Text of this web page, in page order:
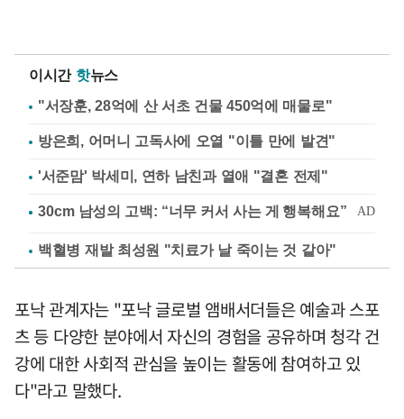
이시간 핫뉴스
"서장훈, 28억에 산 서초 건물 450억에 매물로"
방은희, 어머니 고독사에 오열 "이틀 만에 발견"
'서준맘' 박세미, 연하 남친과 열애 "결혼 전제"
백혈병 재발 최성원 "치료가 날 죽이는 것 같아"
포낙 관계자는 "포낙 글로벌 앰배서더들은 예술과 스포
츠 등 다양한 분야에서 자신의 경험을 공유하며 청각 건
강에 대한 사회적 관심을 높이는 활동에 참여하고 있
다"라고 말했다.